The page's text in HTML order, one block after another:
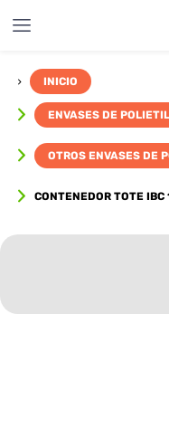
INICIO
ENVASES DE
OTROS ENVASES DE
CONTENEDOR TOTE